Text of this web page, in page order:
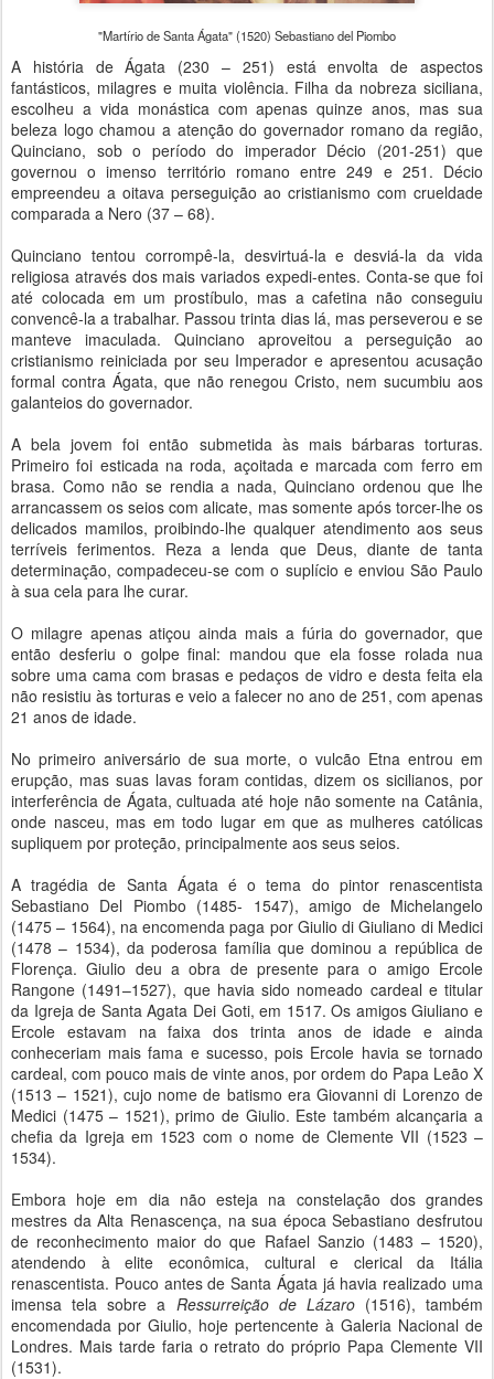
"Martírio de Santa Ágata" (1520) Sebastiano del Piombo
A história de Ágata (230 – 251) está envolta de aspectos
fantásticos, milagres e muita violência. Filha da nobreza siciliana,
escolheu a vida monástica com apenas quinze anos, mas sua
beleza logo chamou a atenção do governador romano da região,
Quinciano, sob o período do imperador Décio (201-251) que
governou o imenso território romano entre 249 e 251. Décio
empreendeu a oitava perseguição ao cristianismo com crueldade
comparada a Nero (37 – 68).
Quinciano tentou corrompê-la, desvirtuá-la e desviá-la da vida
religiosa através dos mais variados expedi-entes. Conta-se que foi
até colocada em um prostíbulo, mas a cafetina não conseguiu
convencê-la a trabalhar. Passou trinta dias lá, mas perseverou e se
manteve imaculada. Quinciano aproveitou a perseguição ao
cristianismo reiniciada por seu Imperador e apresentou acusação
formal contra Ágata, que não renegou Cristo, nem sucumbiu aos
galanteios do governador.
A bela jovem foi então submetida às mais bárbaras torturas.
Primeiro foi esticada na roda, açoitada e marcada com ferro em
brasa. Como não se rendia a nada, Quinciano ordenou que lhe
arrancassem os seios com alicate, mas somente após torcer-lhe os
delicados mamilos, proibindo-lhe qualquer atendimento aos seus
terríveis ferimentos. Reza a lenda que Deus, diante de tanta
determinação, compadeceu-se com o suplício e enviou São Paulo
à sua cela para lhe curar.
O milagre apenas atiçou ainda mais a fúria do governador, que
então desferiu o golpe final: mandou que ela fosse rolada nua
sobre uma cama com brasas e pedaços de vidro e desta feita ela
não resistiu às torturas e veio a falecer no ano de 251, com apenas
21 anos de idade.
No primeiro aniversário de sua morte, o vulcão Etna entrou em
erupção, mas suas lavas foram contidas, dizem os sicilianos, por
interferência de Ágata, cultuada até hoje não somente na Catânia,
onde nasceu, mas em todo lugar em que as mulheres católicas
supliquem por proteção, principalmente aos seus seios.
A tragédia de Santa Ágata é o tema do pintor renascentista
Sebastiano Del Piombo (1485- 1547), amigo de Michelangelo
(1475 – 1564), na encomenda paga por Giulio di Giuliano di Medici
(1478 – 1534), da poderosa família que dominou a república de
Florença. Giulio deu a obra de presente para o amigo Ercole
Rangone (1491–1527), que havia sido nomeado cardeal e titular
da Igreja de Santa Agata Dei Goti, em 1517. Os amigos Giuliano e
Ercole estavam na faixa dos trinta anos de idade e ainda
conheceriam mais fama e sucesso, pois Ercole havia se tornado
cardeal, com pouco mais de vinte anos, por ordem do Papa Leão X
(1513 – 1521), cujo nome de batismo era Giovanni di Lorenzo de
Medici (1475 – 1521), primo de Giulio. Este também alcançaria a
chefia da Igreja em 1523 com o nome de Clemente VII (1523 –
1534).
Embora hoje em dia não esteja na constelação dos grandes
mestres da Alta Renascença, na sua época Sebastiano desfrutou
de reconhecimento maior do que Rafael Sanzio (1483 – 1520),
atendendo à elite econômica, cultural e clerical da Itália
renascentista. Pouco antes de Santa Ágata já havia realizado uma
imensa tela sobre a Ressurreição de Lázaro(1516), também
encomendada por Giulio, hoje pertencente à Galeria Nacional de
Londres. Mais tarde faria o retrato do próprio Papa Clemente VII
(1531).